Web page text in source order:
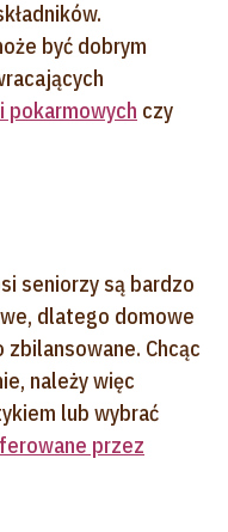
być dobrym
pokarmowych czy
seniorzy są bardzo
dlatego domowe
Chcąc
należy więc
lub wybrać
przez